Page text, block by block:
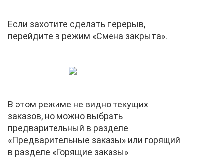
Если захотите сделать перерыв,
перейдите в режим «Смена закрыта».
В этом режиме не видно текущих
заказов, но можно выбрать
предварительный в разделе
«Предварительные заказы» или горящий
в разделе «Горящие заказы»